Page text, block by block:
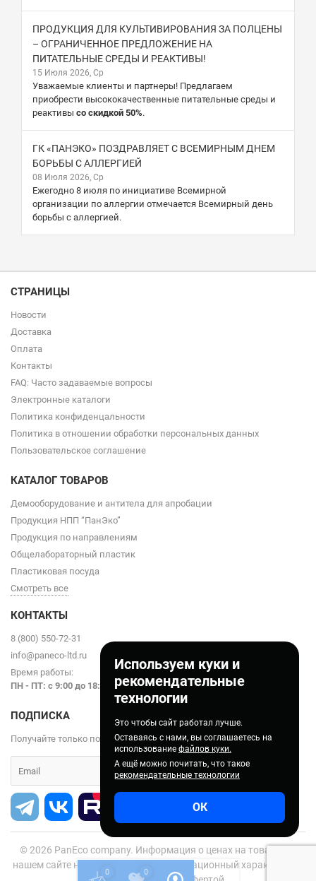
Используем куки и
рекомендательные
технологии
Это чтобы сайт работал лучше.
Оставаясь с нами, вы соглашаетесь на
использование файлов куки.
А ещё можно почитать, что такое
рекомендательные технологии
ОК
ПРОДУКЦИЯ ДЛЯ КУЛЬТИВИРОВАНИЯ ЗА ПОЛЦЕНЫ
– ОГРАНИЧЕННОЕ ПРЕДЛОЖЕНИЕ НА
ПИТАТЕЛЬНЫЕ СРЕДЫ И РЕАКТИВЫ!
15 Июля 2026, Ср
Уважаемые клиенты и партнеры! Предлагаем
приобрести высококачественные питательные среды и
реактивы со скидкой 50%.
ГК «ПАНЭКО» ПОЗДРАВЛЯЕТ С ВСЕМИРНЫМ ДНЕМ
БОРЬБЫ С АЛЛЕРГИЕЙ
08 Июля 2026, Ср
Ежегодно 8 июля по инициативе Всемирной
организации по аллергии отмечается Всемирный день
борьбы с аллергией.
СТРАНИЦЫ
Новости
Доставка
Оплата
Контакты
FAQ: Часто задаваемые вопросы
Электронные каталоги
Политика конфиденцальности
Политика в отношении обработки персональных данных
Пользовательское соглашение
КАТАЛОГ ТОВАРОВ
Демооборудование и антитела для апробации
Продукция НПП “ПанЭко”
Продукция по направлениям
Общелабораторный пластик
Пластиковая посуда
Смотреть все
КОНТАКТЫ
8 (800) 550-72-31
info@paneco-ltd.ru
Время работы:
ПН - ПТ: с 9:00 до 18:00
ПОДПИСКА
Получайте только полезные статьи!
© 2026 PanEco company. Информация о ценах на товары на
нашем сайте носит справочно-информационный характер и не
0 0